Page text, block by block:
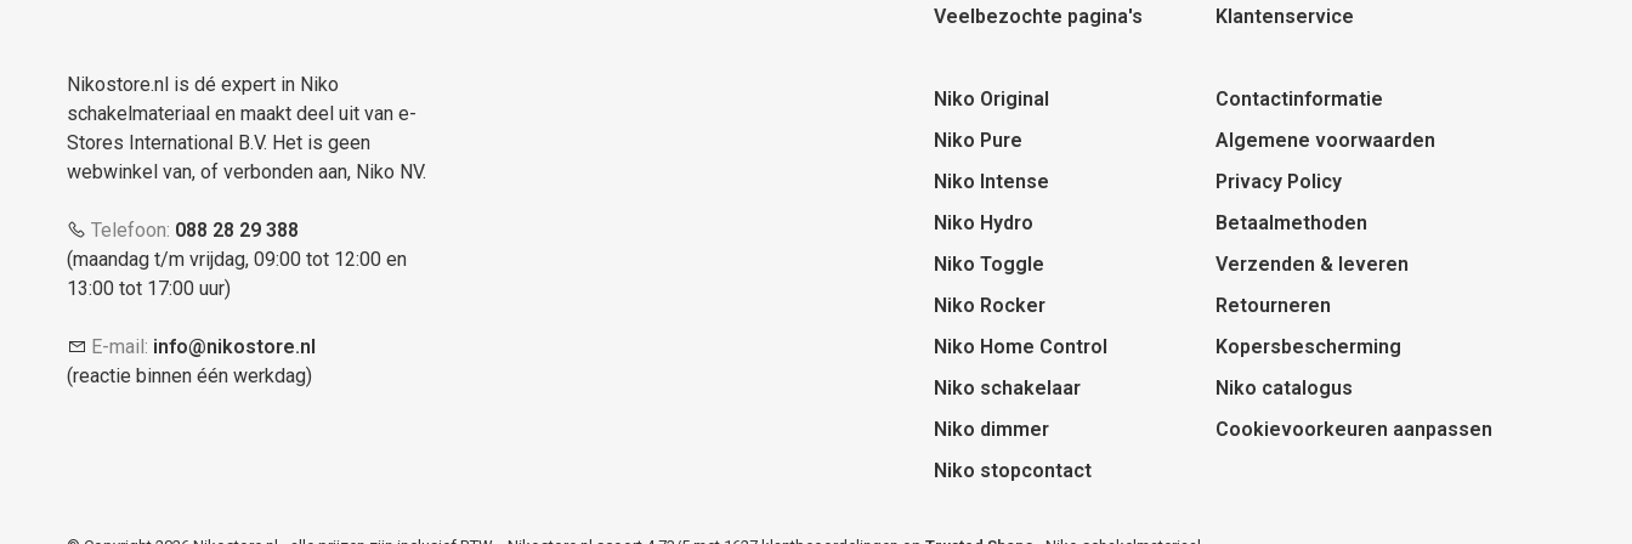
Nikostore.nl is dé expert in Niko
schakelmateriaal en maakt deel uit van e-
Stores International B.V. Het is geen
webwinkel van, of verbonden aan, Niko NV.
Telefoon: 088 28 29 388
(maandag t/m vrijdag, 09:00 tot 12:00 en
13:00 tot 17:00 uur)
E-mail: info@nikostore.nl
(reactie binnen één werkdag)
Veelbezochte pagina's
Niko Original
Niko Pure
Niko Intense
Niko Hydro
Niko Toggle
Niko Rocker
Niko Home Control
Niko schakelaar
Niko dimmer
Niko stopcontact
Klantenservice
Contactinformatie
Algemene voorwaarden
Privacy Policy
Betaalmethoden
Verzenden & leveren
Retourneren
Kopersbescherming
Niko catalogus
Cookievoorkeuren aanpassen